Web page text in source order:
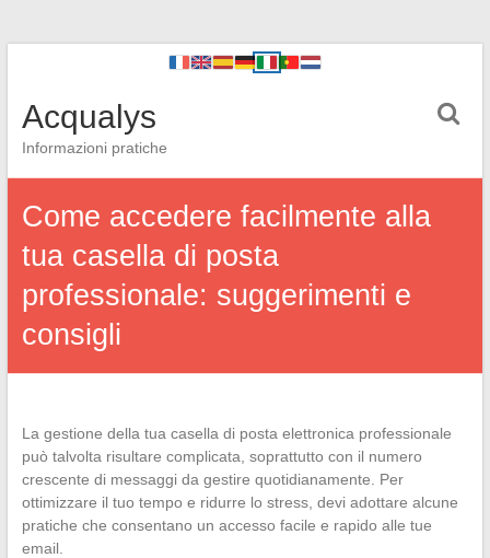
Acqualys
Informazioni pratiche
Come accedere facilmente alla
tua casella di posta
professionale: suggerimenti e
consigli
La gestione della tua casella di posta elettronica professionale
può talvolta risultare complicata, soprattutto con il numero
crescente di messaggi da gestire quotidianamente. Per
ottimizzare il tuo tempo e ridurre lo stress, devi adottare alcune
pratiche che consentano un accesso facile e rapido alle tue
email.